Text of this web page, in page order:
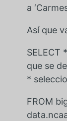
a
Así que
SELECT
que se
*
FROM